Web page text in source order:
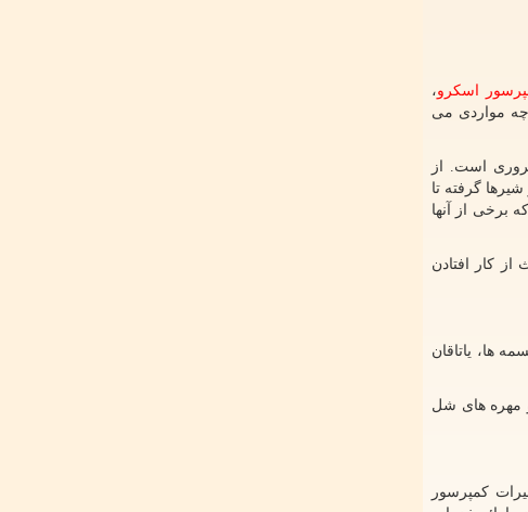
اسکرو،
چه مواردی می
است. از
گرفته تا
برخی از آنها
کار افتادن
ها، یاتاقان
مهره های شل
کمپرسور